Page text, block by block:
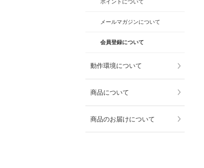
メールマガジンについて
会員登録について
動作環境について
商品について
商品のお届けについて